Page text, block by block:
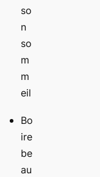
so
n
so
m
m
eil
Bo
ire
be
au